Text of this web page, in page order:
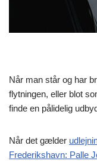
Når man står og har
flytningen, eller blot
finde en pålidelig
Når det gælder
Frederikshavn: Palle